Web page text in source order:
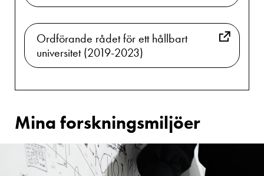
Ordförande rådet för ett hållbart
universitet (2019-2023)
Mina forskningsmiljöer